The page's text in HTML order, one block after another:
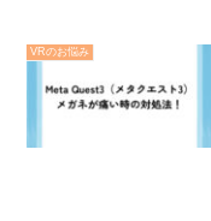
VRのお悩み